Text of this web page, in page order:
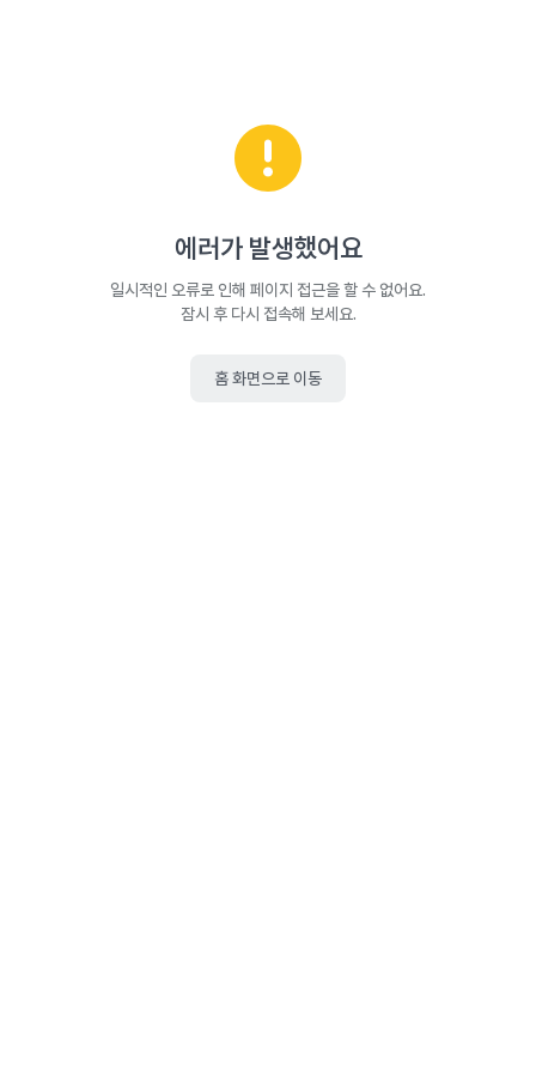
에러가 발생했어요
일시적인 오류로 인해 페이지 접근을 할 수 없어요.
잠시 후 다시 접속해 보세요.
홈 화면으로 이동